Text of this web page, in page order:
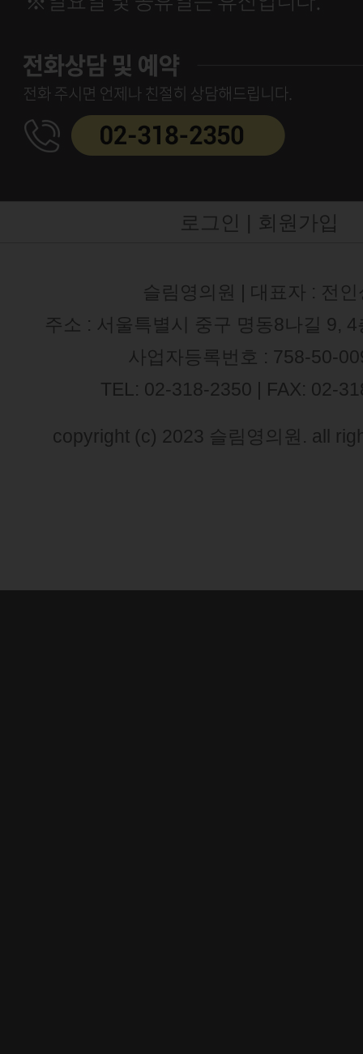
로그인 | 회원가입
슬림영의원 | 대표자 : 전인
주소 : 서울특별시 중구 명동8나길 9,
사업자등록번호 : 758-50-
TEL: 02-318-2350 | FAX: 02-
copyright (c) 2023 슬림영의원. all